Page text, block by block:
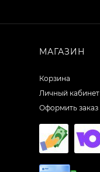
МАГАЗИН
Корзина
Личный кабинет
Оформить заказ